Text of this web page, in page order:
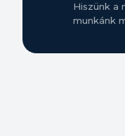
Hiszünk a
munkánk